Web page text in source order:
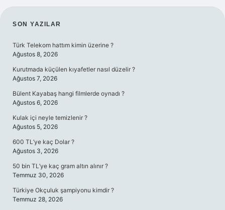
SIDEBAR
SON YAZILAR
Türk Telekom hattım kimin üzerine ?
Ağustos 8, 2026
Kurutmada küçülen kıyafetler nasıl düzelir ?
Ağustos 7, 2026
Bülent Kayabaş hangi filmlerde oynadı ?
Ağustos 6, 2026
Kulak içi neyle temizlenir ?
Ağustos 5, 2026
600 TL’ye kaç Dolar ?
Ağustos 3, 2026
50 bin TL’ye kaç gram altın alınır ?
Temmuz 30, 2026
Türkiye Okçuluk şampiyonu kimdir ?
Temmuz 28, 2026